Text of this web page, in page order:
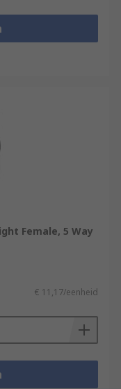
Female, 5 Way
€ 11,17/eenheid